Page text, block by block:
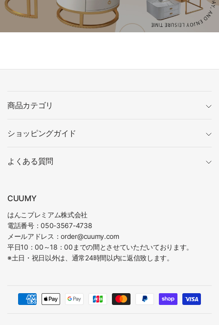
商品カテゴリ
ショッピングガイド
よくある質問
CUUMY
はんこプレミアム株式会社
電話番号：050-3567-4738
メールアドレス：order@cuumy.com
平日10：00～18：00までの間とさせていただいております。
※土日・祝日以外は、通常24時間以内に返信致します。